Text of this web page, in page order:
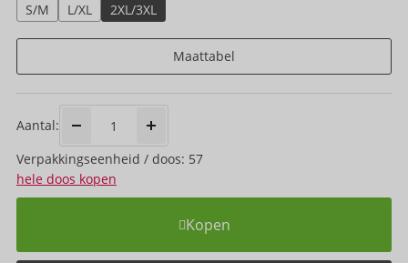
S/M
L/XL 2XL/3XL
Maattabel
Aantal:
Verpakkings­eenheid / doos: 57
hele doos kopen
Kopen